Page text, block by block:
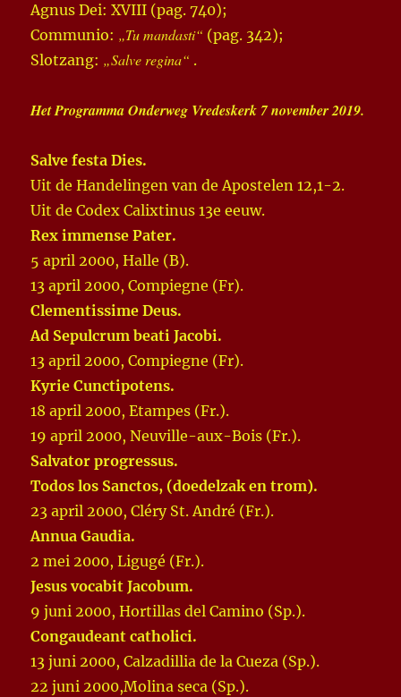
Agnus Dei: XVIII (pag. 740);
Communio: „Tu mandasti“ (pag. 342);
Slotzang: „Salve regina“ .
Het Programma Onderweg Vredeskerk 7 november 2019.
Salve festa Dies.
Uit de Handelingen van de Apostelen 12,1-2.
Uit de Codex Calixtinus 13e eeuw.
Rex immense Pater.
5 april 2000, Halle (B).
13 april 2000, Compiegne (Fr).
Clementissime Deus.
Ad Sepulcrum beati Jacobi.
13 april 2000, Compiegne (Fr).
Kyrie Cunctipotens.
18 april 2000, Etampes (Fr.).
19 april 2000, Neuville-aux-Bois (Fr.).
Salvator progressus.
Todos los Sanctos, (doedelzak en trom).
23 april 2000, Cléry St. André (Fr.).
Annua Gaudia.
2 mei 2000, Ligugé (Fr.).
Jesus vocabit Jacobum.
9 juni 2000, Hortillas del Camino (Sp.).
Congaudeant catholici.
13 juni 2000, Calzadillia de la Cueza (Sp.).
22 juni 2000,Molina seca (Sp.).